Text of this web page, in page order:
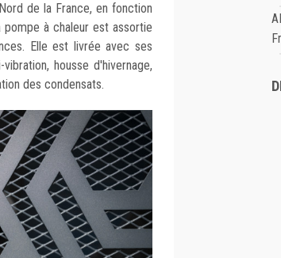
de la France, en fonction
à chaleur est assortie
Elle est livrée avec ses
housse d'hivernage,
des condensats.